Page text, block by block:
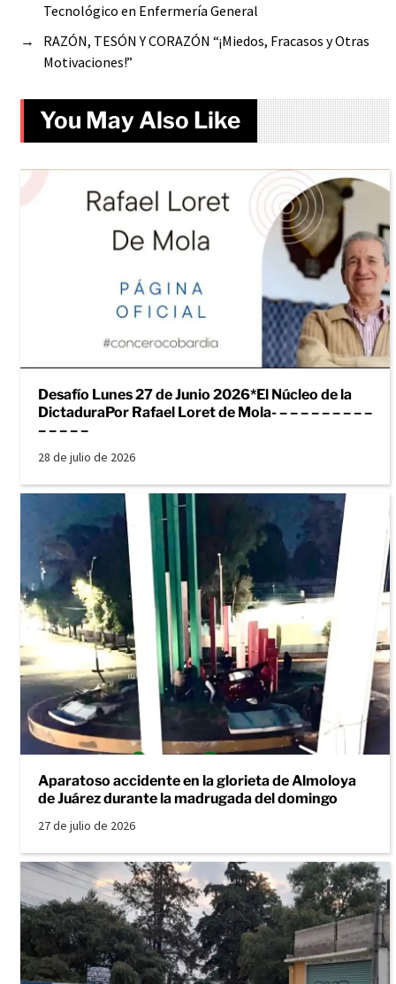
Tecnológico en Enfermería General
→
RAZÓN, TESÓN Y CORAZÓN “¡Miedos, Fracasos y Otras
Motivaciones!”
You May Also Like
Desafío Lunes 27 de Junio 2026*El Núcleo de la
DictaduraPor Rafael Loret de Mola- – – – – – – – – –
– – – – –
28 de julio de 2026
Aparatoso accidente en la glorieta de Almoloya
de Juárez durante la madrugada del domingo
27 de julio de 2026